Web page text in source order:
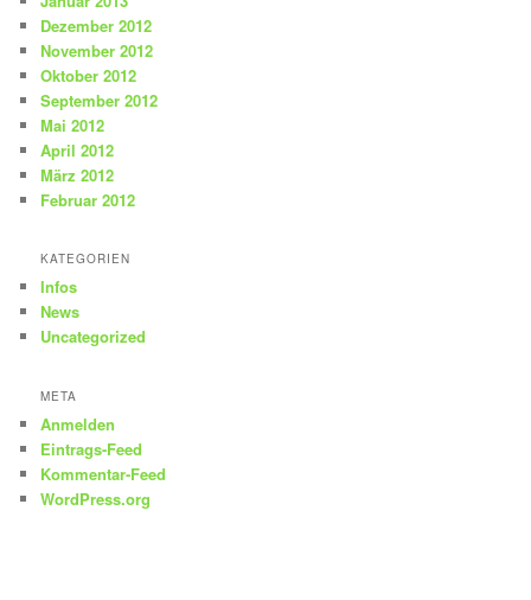
Dezember 2012
November 2012
Oktober 2012
September 2012
Mai 2012
April 2012
März 2012
Februar 2012
KATEGORIEN
Infos
News
Uncategorized
META
Anmelden
Eintrags-Feed
Kommentar-Feed
WordPress.org